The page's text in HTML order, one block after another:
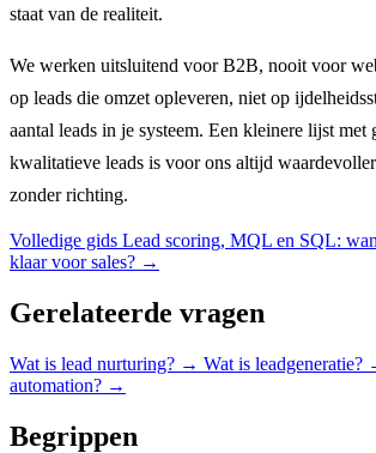
staat van de realiteit.
We werken uitsluitend voor B2B, nooit voor
op leads die omzet opleveren, niet op
aantal leads in je systeem. Een kleinere lijst met
kwalitatieve leads is voor ons altijd
zonder richting.
Volledige gids Lead scoring, MQL en SQL:
klaar voor sales? →
Gerelateerde vragen
Wat is lead nurturing? → Wat is leadgeneratie?
automation? →
Begrippen